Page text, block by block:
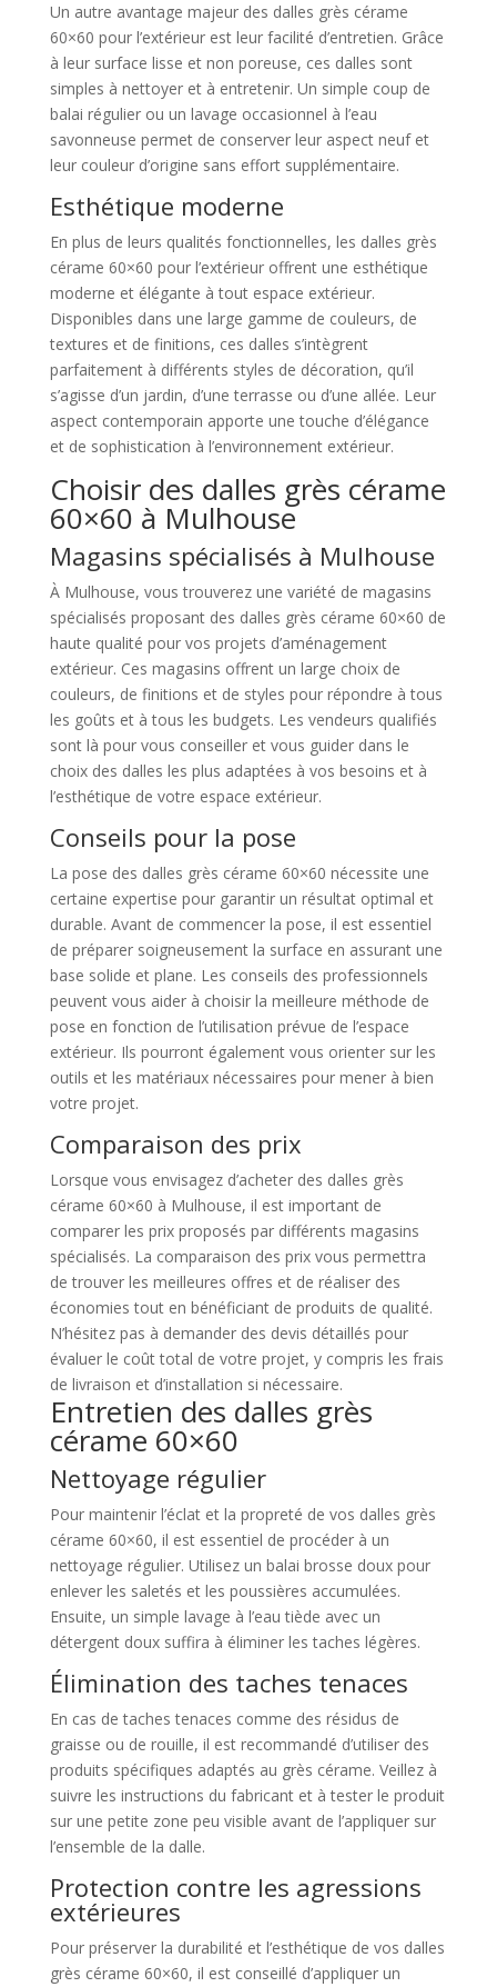
Un autre avantage majeur des dalles grès cérame
60×60 pour l’extérieur est leur facilité d’entretien. Grâce
à leur surface lisse et non poreuse, ces dalles sont
simples à nettoyer et à entretenir. Un simple coup de
balai régulier ou un lavage occasionnel à l’eau
savonneuse permet de conserver leur aspect neuf et
leur couleur d’origine sans effort supplémentaire.
Esthétique moderne
En plus de leurs qualités fonctionnelles, les dalles grès
cérame 60×60 pour l’extérieur offrent une esthétique
moderne et élégante à tout espace extérieur.
Disponibles dans une large gamme de couleurs, de
textures et de finitions, ces dalles s’intègrent
parfaitement à différents styles de décoration, qu’il
s’agisse d’un jardin, d’une terrasse ou d’une allée. Leur
aspect contemporain apporte une touche d’élégance
et de sophistication à l’environnement extérieur.
Choisir des dalles grès cérame
60×60 à Mulhouse
Magasins spécialisés à Mulhouse
À Mulhouse, vous trouverez une variété de magasins
spécialisés proposant des dalles grès cérame 60×60 de
haute qualité pour vos projets d’aménagement
extérieur. Ces magasins offrent un large choix de
couleurs, de finitions et de styles pour répondre à tous
les goûts et à tous les budgets. Les vendeurs qualifiés
sont là pour vous conseiller et vous guider dans le
choix des dalles les plus adaptées à vos besoins et à
l’esthétique de votre espace extérieur.
Conseils pour la pose
La pose des dalles grès cérame 60×60 nécessite une
certaine expertise pour garantir un résultat optimal et
durable. Avant de commencer la pose, il est essentiel
de préparer soigneusement la surface en assurant une
base solide et plane. Les conseils des professionnels
peuvent vous aider à choisir la meilleure méthode de
pose en fonction de l’utilisation prévue de l’espace
extérieur. Ils pourront également vous orienter sur les
outils et les matériaux nécessaires pour mener à bien
votre projet.
Comparaison des prix
Lorsque vous envisagez d’acheter des dalles grès
cérame 60×60 à Mulhouse, il est important de
comparer les prix proposés par différents magasins
spécialisés. La comparaison des prix vous permettra
de trouver les meilleures offres et de réaliser des
économies tout en bénéficiant de produits de qualité.
N’hésitez pas à demander des devis détaillés pour
évaluer le coût total de votre projet, y compris les frais
de livraison et d’installation si nécessaire.
Entretien des dalles grès
cérame 60×60
Nettoyage régulier
Pour maintenir l’éclat et la propreté de vos dalles grès
cérame 60×60, il est essentiel de procéder à un
nettoyage régulier. Utilisez un balai brosse doux pour
enlever les saletés et les poussières accumulées.
Ensuite, un simple lavage à l’eau tiède avec un
détergent doux suffira à éliminer les taches légères.
Élimination des taches tenaces
En cas de taches tenaces comme des résidus de
graisse ou de rouille, il est recommandé d’utiliser des
produits spécifiques adaptés au grès cérame. Veillez à
suivre les instructions du fabricant et à tester le produit
sur une petite zone peu visible avant de l’appliquer sur
l’ensemble de la dalle.
Protection contre les agressions
extérieures
Pour préserver la durabilité et l’esthétique de vos dalles
grès cérame 60×60, il est conseillé d’appliquer un